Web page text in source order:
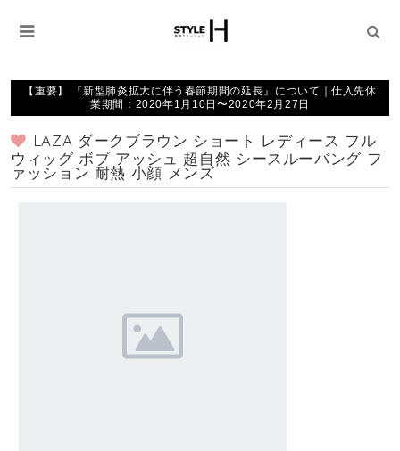
【重要】 『新型肺炎拡大に伴う春節期間の延長』について｜仕入先休
業期間：2020年1月10日〜2020年2月27日
LAZA ダークブラウン ショート レディース フル
ウィッグ ボブ アッシュ 超自然 シースルーバング フ
ァッション 耐熱 小顔 メンズ